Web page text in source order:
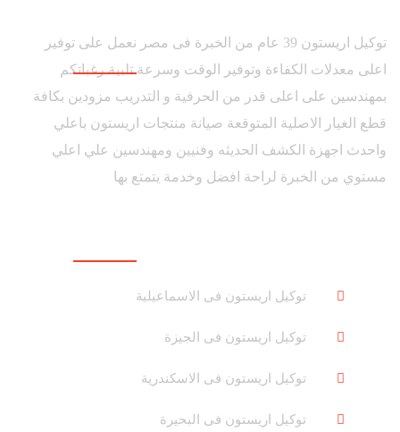
توكيل اريستون 39 عام من الخبرة فى مصر نعمل على توفير
اعلى معدلات الكفاءة وتوفير الوقت وسرعة تلبية رغباتكم
بمهندسين على اعلى قدر من الحرفية و التدريب مزودين بكافة
قطع الغيار الاصلية المتوقعة صيانة منتجات اريستون باعلي
واحدث اجهزة الكشف الحديثه وفنيين ومهندسين علي اعلي
مستوي من الخبرة لراحة افضل وخدمة يتمتع بها
توكيل اريستون فى الاسماعيلية
توكيل اريستون فى الجيزة
توكيل اريستون فى الاسكندرية
توكيل اريستون فى البحيرة